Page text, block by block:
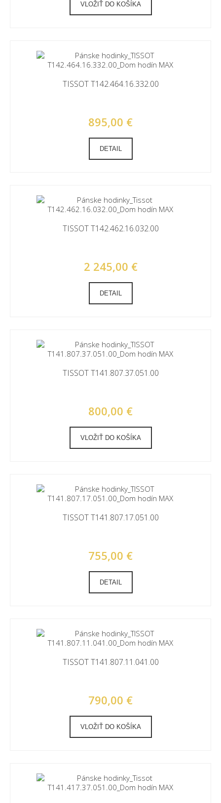
VLOŽIŤ DO KOŠÍKA
TISSOT T142.464.16.332.00
895,00 €
DETAIL
TISSOT T142.462.16.032.00
2 245,00 €
DETAIL
TISSOT T141.807.37.051.00
800,00 €
VLOŽIŤ DO KOŠÍKA
TISSOT T141.807.17.051.00
755,00 €
DETAIL
TISSOT T141.807.11.041.00
790,00 €
VLOŽIŤ DO KOŠÍKA